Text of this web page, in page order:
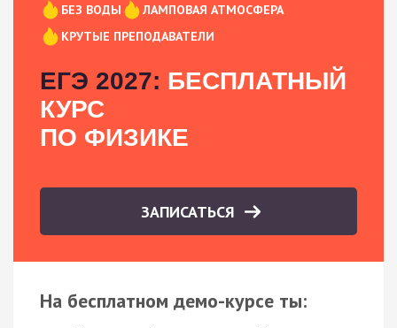
БЕЗ ВОДЫ
ЛАМПОВАЯ АТМОСФЕРА
КРУТЫЕ ПРЕПОДАВАТЕЛИ
ЕГЭ 2027: БЕСПЛАТНЫЙ
КУРС
ПО ФИЗИКЕ
ЗАПИСАТЬСЯ
На бесплатном демо-курсе ты: